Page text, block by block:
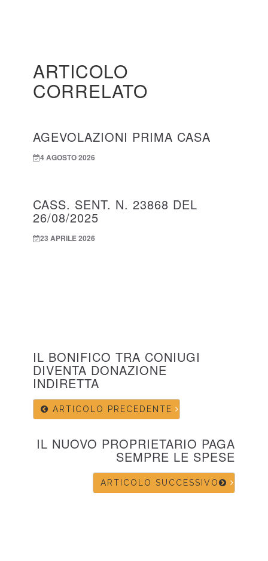
ARTICOLO
CORRELATO
AGEVOLAZIONI PRIMA CASA
4 AGOSTO 2026
CASS. SENT. N. 23868 DEL
26/08/2025
23 APRILE 2026
IL BONIFICO TRA CONIUGI
DIVENTA DONAZIONE
INDIRETTA
ARTICOLO PRECEDENTE
IL NUOVO PROPRIETARIO PAGA
SEMPRE LE SPESE
ARTICOLO SUCCESSIVO